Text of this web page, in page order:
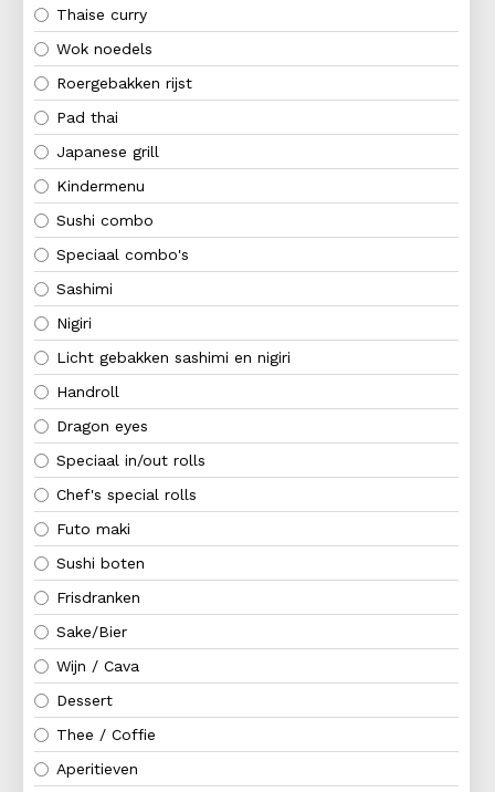
Thaise curry
Wok noedels
Roergebakken rijst
Pad thai
Japanese grill
Kindermenu
Sushi combo
Speciaal combo's
Sashimi
Nigiri
Licht gebakken sashimi en nigiri
Handroll
Dragon eyes
Speciaal in/out rolls
Chef's special rolls
Futo maki
Sushi boten
Frisdranken
Sake/Bier
Wijn / Cava
Dessert
Thee / Coffie
Aperitieven